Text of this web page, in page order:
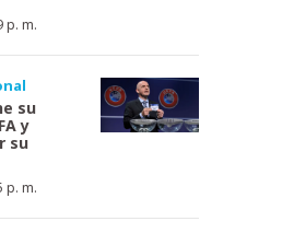
p. m.
su
y
su
p. m.